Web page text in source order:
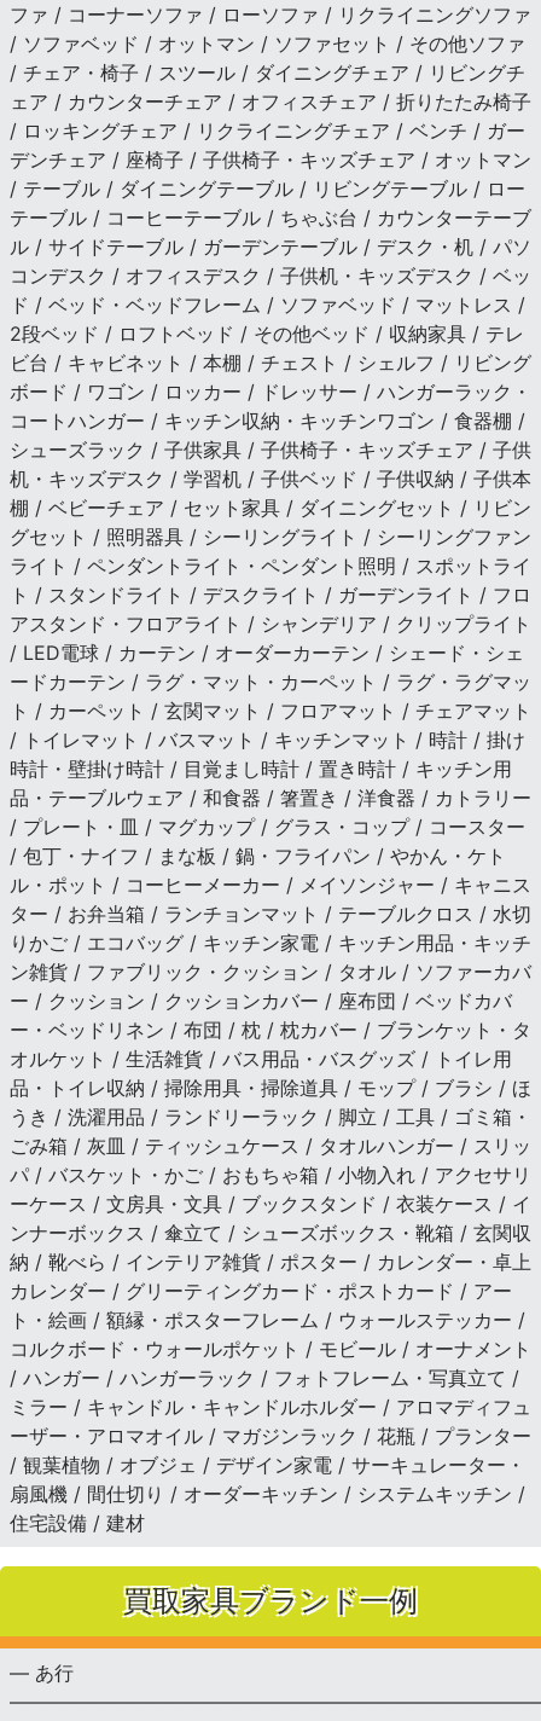
ファ / コーナーソファ / ローソファ / リクライニングソファ
/ ソファベッド / オットマン / ソファセット / その他ソファ
/ チェア・椅子 / スツール / ダイニングチェア / リビングチ
ェア / カウンターチェア / オフィスチェア / 折りたたみ椅子
/ ロッキングチェア / リクライニングチェア / ベンチ / ガー
デンチェア / 座椅子 / 子供椅子・キッズチェア / オットマン
/ テーブル / ダイニングテーブル / リビングテーブル / ロー
テーブル / コーヒーテーブル / ちゃぶ台 / カウンターテーブ
ル / サイドテーブル / ガーデンテーブル / デスク・机 / パソ
コンデスク / オフィスデスク / 子供机・キッズデスク / ベッ
ド / ベッド・ベッドフレーム / ソファベッド / マットレス /
2段ベッド / ロフトベッド / その他ベッド / 収納家具 / テレ
ビ台 / キャビネット / 本棚 / チェスト / シェルフ / リビング
ボード / ワゴン / ロッカー / ドレッサー / ハンガーラック・
コートハンガー / キッチン収納・キッチンワゴン / 食器棚 /
シューズラック / 子供家具 / 子供椅子・キッズチェア / 子供
机・キッズデスク / 学習机 / 子供ベッド / 子供収納 / 子供本
棚 / ベビーチェア / セット家具 / ダイニングセット / リビン
グセット / 照明器具 / シーリングライト / シーリングファン
ライト / ペンダントライト・ペンダント照明 / スポットライ
ト / スタンドライト / デスクライト / ガーデンライト / フロ
アスタンド・フロアライト / シャンデリア / クリップライト
/ LED電球 / カーテン / オーダーカーテン / シェード・シェ
ードカーテン / ラグ・マット・カーペット / ラグ・ラグマッ
ト / カーペット / 玄関マット / フロアマット / チェアマット
/ トイレマット / バスマット / キッチンマット / 時計 / 掛け
時計・壁掛け時計 / 目覚まし時計 / 置き時計 / キッチン用
品・テーブルウェア / 和食器 / 箸置き / 洋食器 / カトラリー
/ プレート・皿 / マグカップ / グラス・コップ / コースター
/ 包丁・ナイフ / まな板 / 鍋・フライパン / やかん・ケト
ル・ポット / コーヒーメーカー / メイソンジャー / キャニス
ター / お弁当箱 / ランチョンマット / テーブルクロス / 水切
りかご / エコバッグ / キッチン家電 / キッチン用品・キッチ
ン雑貨 / ファブリック・クッション / タオル / ソファーカバ
ー / クッション / クッションカバー / 座布団 / ベッドカバ
ー・ベッドリネン / 布団 / 枕 / 枕カバー / ブランケット・タ
オルケット / 生活雑貨 / バス用品・バスグッズ / トイレ用
品・トイレ収納 / 掃除用具・掃除道具 / モップ / ブラシ / ほ
うき / 洗濯用品 / ランドリーラック / 脚立 / 工具 / ゴミ箱・
ごみ箱 / 灰皿 / ティッシュケース / タオルハンガー / スリッ
パ / バスケット・かご / おもちゃ箱 / 小物入れ / アクセサリ
ーケース / 文房具・文具 / ブックスタンド / 衣装ケース / イ
ンナーボックス / 傘立て / シューズボックス・靴箱 / 玄関収
納 / 靴べら / インテリア雑貨 / ポスター / カレンダー・卓上
カレンダー / グリーティングカード・ポストカード / アー
ト・絵画 / 額縁・ポスターフレーム / ウォールステッカー /
コルクボード・ウォールポケット / モビール / オーナメント
/ ハンガー / ハンガーラック / フォトフレーム・写真立て /
ミラー / キャンドル・キャンドルホルダー / アロマディフュ
ーザー・アロマオイル / マガジンラック / 花瓶 / プランター
/ 観葉植物 / オブジェ / デザイン家電 / サーキュレーター・
扇風機 / 間仕切り / オーダーキッチン / システムキッチン /
住宅設備 / 建材
買取家具ブランド一例
— あ行